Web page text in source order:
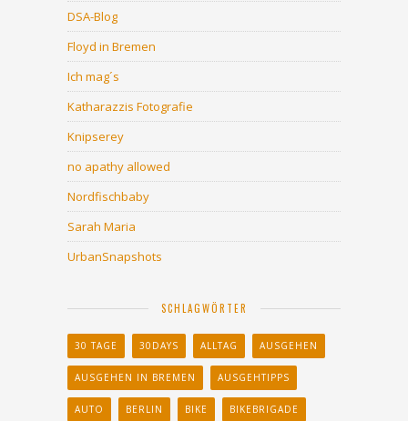
DSA-Blog
Floyd in Bremen
Ich mag´s
Katharazzis Fotografie
Knipserey
no apathy allowed
Nordfischbaby
Sarah Maria
UrbanSnapshots
SCHLAGWÖRTER
30 TAGE 30DAYS ALLTAG AUSGEHEN
AUSGEHEN IN BREMEN AUSGEHTIPPS
AUTO BERLIN BIKE BIKEBRIGADE